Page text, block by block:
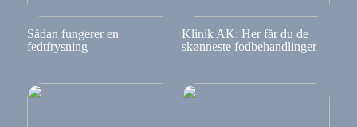
Sådan fungerer en
fedtfrysning
Klinik AK: Her får du de
skønneste fodbehandlinger